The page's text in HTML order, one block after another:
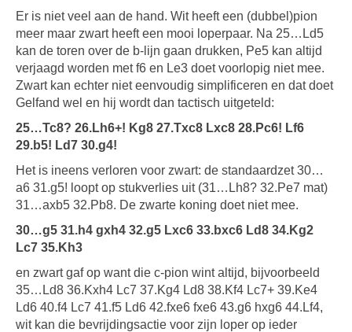
Er is niet veel aan de hand. Wit heeft een (dubbel)pion
meer maar zwart heeft een mooi loperpaar. Na 25…Ld5
kan de toren over de b-lijn gaan drukken, Pe5 kan altijd
verjaagd worden met f6 en Le3 doet voorlopig niet mee.
Zwart kan echter niet eenvoudig simplificeren en dat doet
Gelfand wel en hij wordt dan tactisch uitgeteld:
25…Tc8? 26.Lh6+! Kg8 27.Txc8 Lxc8 28.Pc6! Lf6
29.b5! Ld7 30.g4!
Het is ineens verloren voor zwart: de standaardzet 30…
a6 31.g5! loopt op stukverlies uit (31…Lh8? 32.Pe7 mat)
31…axb5 32.Pb8. De zwarte koning doet niet mee.
30…g5 31.h4 gxh4 32.g5 Lxc6 33.bxc6 Ld8 34.Kg2
Lc7 35.Kh3
en zwart gaf op want die c-pion wint altijd, bijvoorbeeld
35…Ld8 36.Kxh4 Lc7 37.Kg4 Ld8 38.Kf4 Lc7+ 39.Ke4
Ld6 40.f4 Lc7 41.f5 Ld6 42.fxe6 fxe6 43.g6 hxg6 44.Lf4,
wit kan die bevrijdingsactie voor zijn loper op ieder